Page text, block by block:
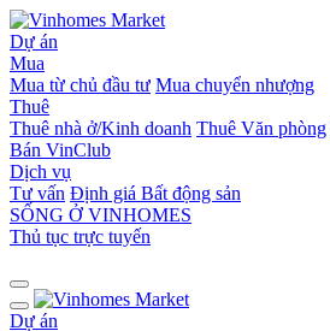
Dự án
Mua
Mua từ chủ đầu tư Mua chuyển nhượng
Thuê
Thuê nhà ở/Kinh doanh Thuê Văn phòng
Bán VinClub
Dịch vụ
Tư vấn Định giá Bất động sản
SỐNG Ở VINHOMES
Thủ tục trực tuyến
Dự án